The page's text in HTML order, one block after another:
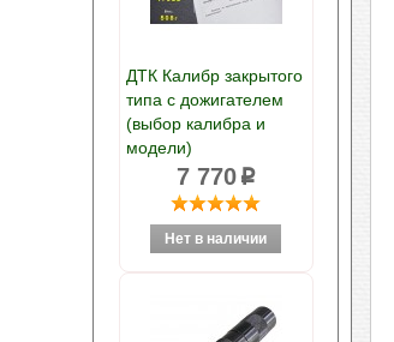
ДТК Калибр закрытого
типа с дожигателем
(выбор калибра и
модели)
7 770p